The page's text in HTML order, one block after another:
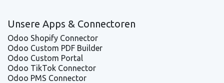
Unsere Apps & Connectoren
Odoo Shopify Connector
Odoo Custom PDF Builder
Odoo Custom Portal
Odoo TikTok Connector
Odoo PMS Connector